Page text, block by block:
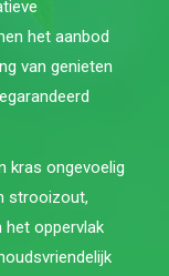
het aanbod
van genieten
kras ongevoelig
strooizout,
het oppervlak